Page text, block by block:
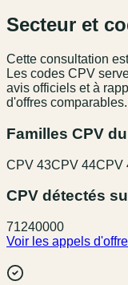
Secteur et
Cette consultation
Les codes CPV
avis officiels et à
d'offres comparables.
Familles CPV
CPV 43CPV 44CPV
CPV détectés
71240000
Voir les appels